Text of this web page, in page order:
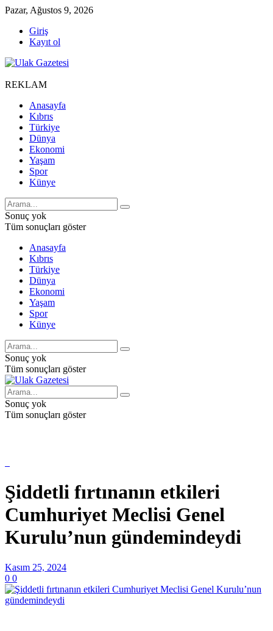
Pazar, Ağustos 9, 2026
Giriş
Kayıt ol
REKLAM
Anasayfa
Kıbrıs
Türkiye
Dünya
Ekonomi
Yaşam
Spor
Künye
Sonuç yok
Tüm sonuçları göster
Anasayfa
Kıbrıs
Türkiye
Dünya
Ekonomi
Yaşam
Spor
Künye
Sonuç yok
Tüm sonuçları göster
Sonuç yok
Tüm sonuçları göster
Şiddetli fırtınanın etkileri
Cumhuriyet Meclisi Genel
Kurulu’nun gündemindeydi
Kasım 25, 2024
0 0